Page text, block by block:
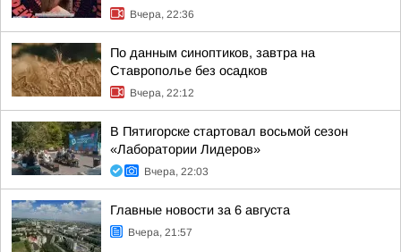
Вчера, 22:36
По данным синоптиков, завтра на
Ставрополье без осадков
Вчера, 22:12
В Пятигорске стартовал восьмой сезон
«Лаборатории Лидеров»
Вчера, 22:03
Главные новости за 6 августа
Вчера, 21:57